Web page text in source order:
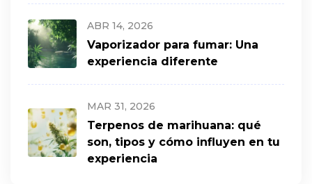
ABR 14, 2026
Vaporizador para fumar: Una
experiencia diferente
MAR 31, 2026
Terpenos de marihuana: qué
son, tipos y cómo influyen en tu
experiencia